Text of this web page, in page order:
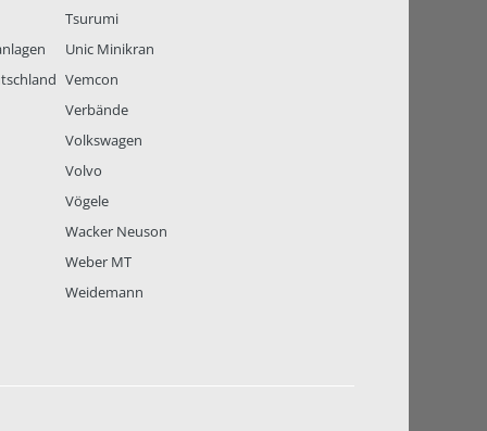
Tsurumi
Unic Minikran
Vemcon
Verbände
Volkswagen
Volvo
Vögele
Wacker Neuson
Weber MT
Weidemann